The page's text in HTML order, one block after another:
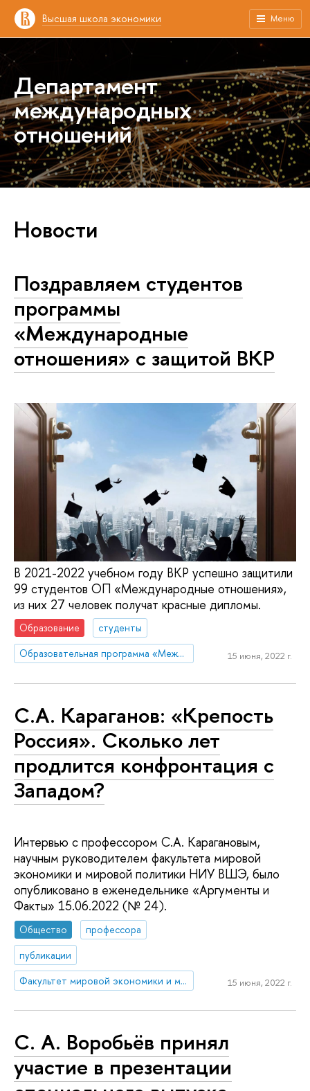
Высшая школа экономики Меню
Департамент
международных
отношений
Новости
Поздравляем студентов
программы
«Международные
отношения» с защитой ВКР
В 2021-2022 учебном году ВКР успешно защитили
99 студентов ОП «Международные отношения»,
из них 27 человек получат красные дипломы.
Образование
студенты
Образовательная программа «Международные отношения»
15 июня, 2022 г.
С.А. Караганов: «Крепость
Россия». Сколько лет
продлится конфронтация с
Западом?
Интервью с профессором С.А. Карагановым,
научным руководителем факультета мировой
экономики и мировой политики НИУ ВШЭ, было
опубликовано в еженедельнике «Аргументы и
Факты» 15.06.2022 (№ 24).
Общество
профессора
публикации
Факультет мировой экономики и мировой политики
15 июня, 2022 г.
С. А. Воробьёв принял
участие в презентации